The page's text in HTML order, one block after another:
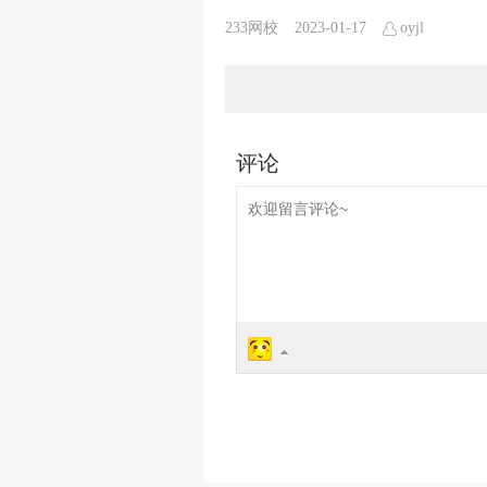
233网校 2023-01-17 oyjl